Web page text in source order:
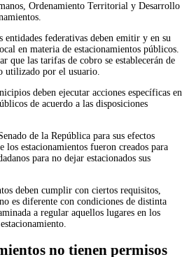
Ordenamiento Territorial y Desarrollo
federativas deben emitir y en su
en materia de estacionamientos públicos.
que las tarifas de cobro se establecerán de
utilizado por el usuario.
deben ejecutar acciones específicas en
de acuerdo a las disposiciones
de la República para sus efectos
los estacionamientos fueron creados para
para no dejar estacionados sus
deben cumplir con ciertos requisitos,
es diferente con condiciones de distinta
a regular aquellos lugares en los
no tienen permisos